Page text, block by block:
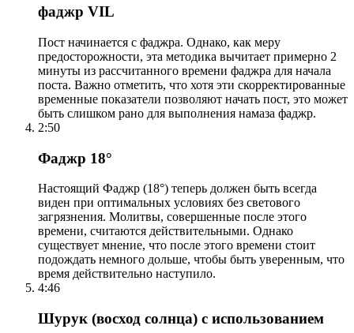
фаджр VIL
Пост начинается с фаджра. Однако, как меру
предосторожности, эта методика вычитает примерно 2
минуты из рассчитанного времени фаджра для начала
поста. Важно отметить, что хотя эти скорректированные
временные показатели позволяют начать пост, это может
быть слишком рано для выполнения намаза фаджр.
2:50
Фаджр 18°
Настоящий Фаджр (18°) теперь должен быть всегда
виден при оптимальных условиях без светового
загрязнения. Молитвы, совершенные после этого
времени, считаются действительными. Однако
существует мнение, что после этого времени стоит
подождать немного дольше, чтобы быть уверенным, что
время действительно наступило.
4:46
Шурук (восход солнца) с использованием